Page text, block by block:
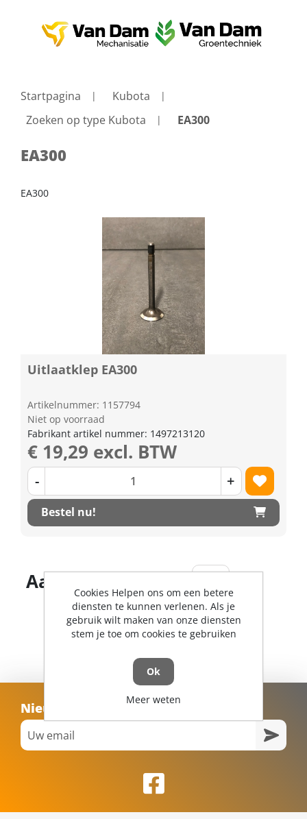
Startpagina
Kubota
Zoeken op type Kubota
EA300
EA300
EA300
Uitlaatklep EA300
Artikelnummer: 1157794
Niet op voorraad
Fabrikant artikel nummer: 1497213120
€ 19,29 excl. BTW
- +
Bestel nu!
Aantal producten
Nieuwsbrief
Cookies Helpen ons om een betere
diensten te kunnen verlenen. Als je
gebruik wilt maken van onze diensten
stem je toe om cookies te gebruiken
Ok
Meer weten